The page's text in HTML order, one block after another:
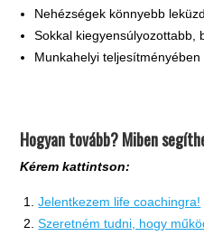
Nehézségek könnyebb
Sokkal kiegyensúlyozottabb,
Munkahelyi
Hogyan tovább? Miben
Kérem kattintson:
Jelentkezem life coachingra!
Szeretném tudni, hogy